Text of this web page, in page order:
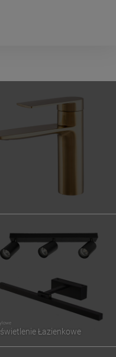
płatności
Łazienkowe